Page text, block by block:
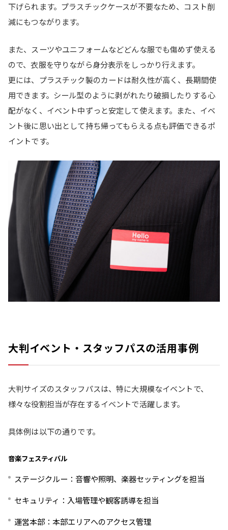
下げられます。プラスチックケースが不要なため、コスト削
減にもつながります。
また、スーツやユニフォームなどどんな服でも傷めず使える
ので、衣服を守りながら身分表示をしっかり行えます。
更には、プラスチック製のカードは耐久性が高く、長期間使
用できます。シール型のように剥がれたり破損したりする心
配がなく、イベント中ずっと安定して使えます。また、イベ
ント後に思い出として持ち帰ってもらえる点も評価できるポ
イントです。
大判イベント・スタッフパスの活用事例
大判サイズのスタッフパスは、特に大規模なイベントで、
様々な役割担当が存在するイベントで活躍します。
具体例は以下の通りです。
音楽フェスティバル
ステージクルー：音響や照明、楽器セッティングを担当
セキュリティ：入場管理や観客誘導を担当
運営本部：本部エリアへのアクセス管理